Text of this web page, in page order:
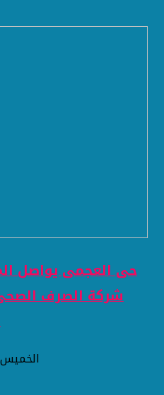
حى العجمى يواصل
شركة الصرف
الخميس 06 أغسطس 2026 08:45 مساءً